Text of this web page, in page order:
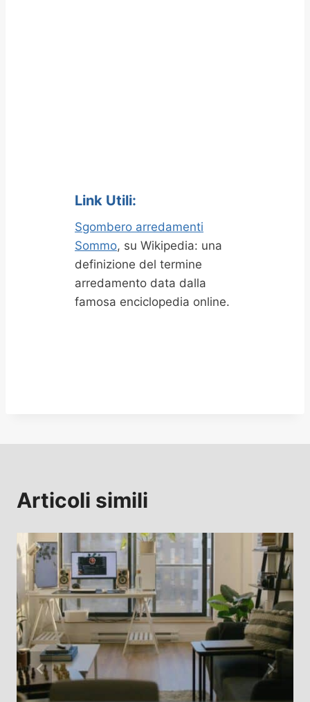
Link Utili:
Sgombero arredamenti
Sommo, su Wikipedia: una
definizione del termine
arredamento data dalla
famosa enciclopedia online.
Articoli simili